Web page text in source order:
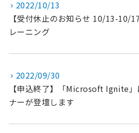
2022/10/13
【受付休止のお知らせ 10/13-10/
レーニング
2022/09/30
【申込終了】「Microsoft Ignite
ナーが登壇します